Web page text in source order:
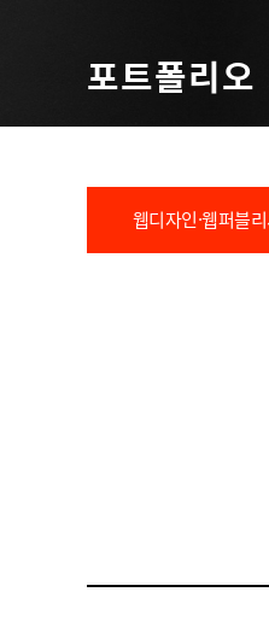
포트폴리오
웹디자인·웹퍼블